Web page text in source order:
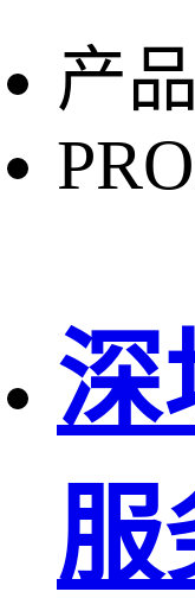
产
深
服